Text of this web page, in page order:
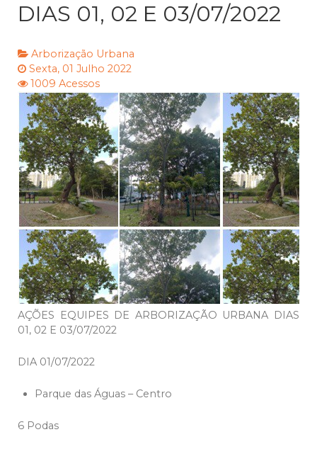
DIAS 01, 02 E 03/07/2022
Arborização Urbana
Sexta, 01 Julho 2022
1009 Acessos
AÇÕES EQUIPES DE ARBORIZAÇÃO URBANA DIAS
01, 02 E 03/07/2022
DIA 01/07/2022
Parque das Águas – Centro
6 Podas